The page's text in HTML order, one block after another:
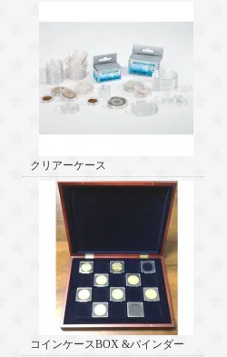
クリアーケース
コインケースBOX &バインダー